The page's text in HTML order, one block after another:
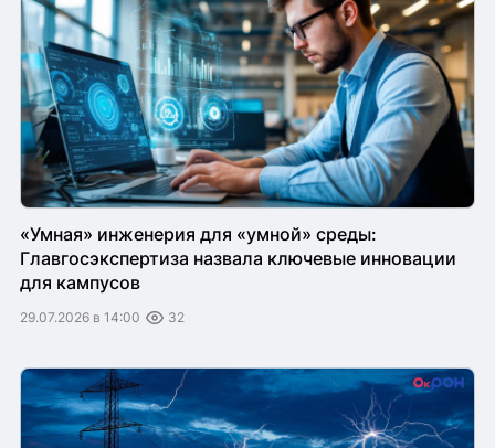
«Умная» инженерия для «умной» среды:
Главгосэкспертиза назвала ключевые инновации
для кампусов
29.07.2026 в 14:00 32